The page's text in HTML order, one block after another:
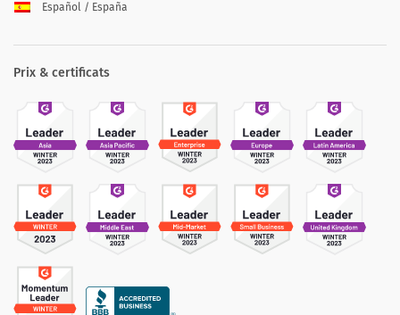
Español / España
Prix & certificats